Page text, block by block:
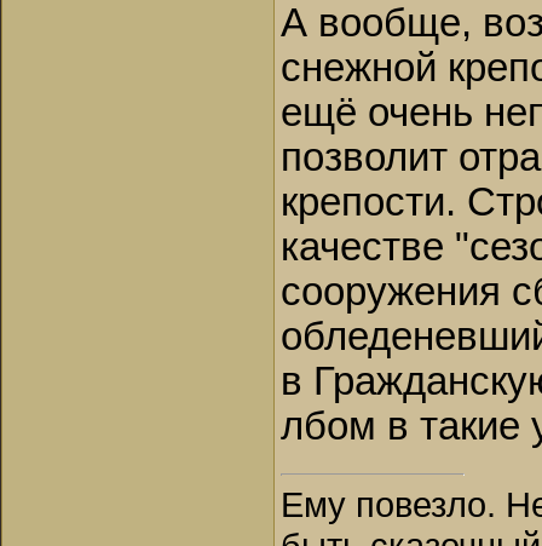
А вообще,
снежной
ещё очень
позволит
крепости.
качестве
сооружения
в
лбом в такие
Ему повезло.